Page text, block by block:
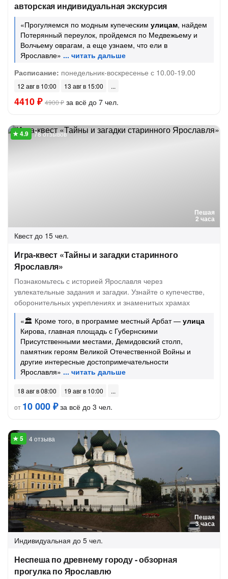
авторская индивидуальная экскурсия
«Прогуляемся по модным купеческим улицам, найдем
Потерянный переулок, пройдемся по Медвежьему и
Волчьему оврагам, а еще узнаем, что ели в
Ярославле»
Расписание: понедельник-воскресенье с 10.00-19.00
12 авг в 10:00 13 авг в 15:00
4410 ₽ 4900 ₽ за всё до 7 чел.
Пешая
2 часа
78 отзывов
Квест до 15 чел.
Игра-квест «Тайны и загадки старинного
Ярославля»
Познакомьтесь с историей Ярославля через
увлекательные задания и загадки. Узнайте о купечестве,
оборонительных укреплениях и знаменитых храмах
«🏛 Кроме того, в программе местный Арбат — улица
Кирова, главная площадь с Губернскими
Присутственными местами, Демидовский столп,
памятник героям Великой Отечественной Войны и
другие интересные достопримечательности
Ярославля»
18 авг в 08:00
19 авг в 10:00
от 10 000 ₽за всё до 3 чел.
Пешая
3 часа
4 отзыва
Индивидуальная до 5 чел.
Неспеша по древнему городу - обзорная
прогулка по Ярославлю